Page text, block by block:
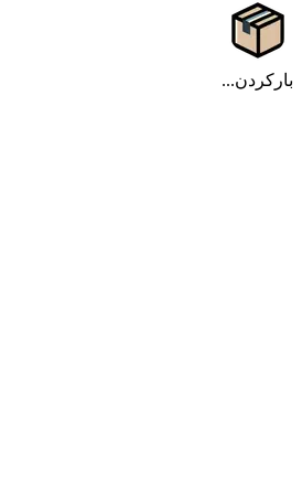
بارکردن...